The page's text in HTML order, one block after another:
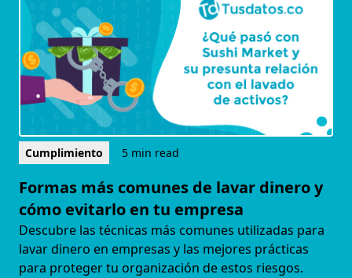
Cumplimiento 5 min read
Formas más comunes de lavar dinero y
cómo evitarlo en tu empresa
Descubre las técnicas más comunes utilizadas para
lavar dinero en empresas y las mejores prácticas
para proteger tu organización de estos riesgos.